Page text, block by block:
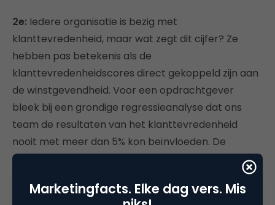
2e: Iedere organisatie is bezig met
klanttevredenheid, maar wat zegt dit cijfer? Ze
hebben pas betekenis als de
klanttevredenheidscores direct gekoppeld zijn aan
de winstgevendheid. Voor een opdrachtgever
bleek bij een grondige regressieanalyse dat ons
team de resultaten van het klanttevredenheid
nooit met meer dan 5% kon beïnvloeden. De
aspecten die gemeten werden waren niet relevant.
De tevredenheid van de klanten kon pas optimaal
beïnvloed worden als de “drivers” ervan waren
Marketingfacts. Elke dag vers. Mis